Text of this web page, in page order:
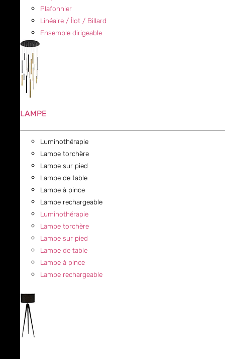
Plafonnier
Linéaire / Îlot / Billard
Ensemble dirigeable
LAMPE
Luminothérapie
Lampe torchère
Lampe sur pied
Lampe de table
Lampe à pince
Lampe rechargeable
Luminothérapie
Lampe torchère
Lampe sur pied
Lampe de table
Lampe à pince
Lampe rechargeable